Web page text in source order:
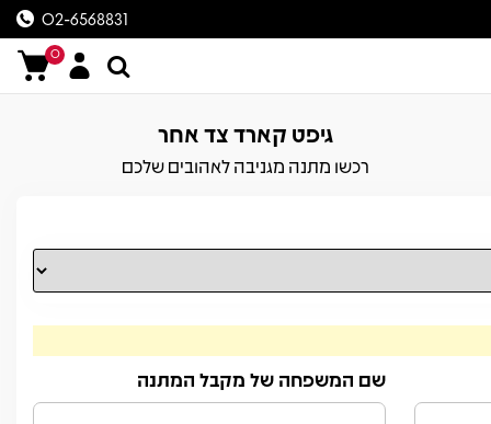
02-6568831
0
גיפט קארד צד אחר
רכשו מתנה מגניבה לאהובים שלכם
שם המשפחה של מקבל המתנה